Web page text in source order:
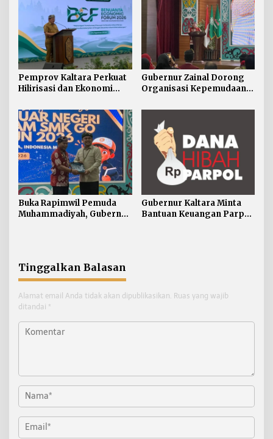
Pemprov Kaltara Perkuat
Hilirisasi dan Ekonomi
Perang Dagang Global
Gubernur Zainal Dorong
Organisasi Kepemudaan
Pemerintah
Buka Rapimwil Pemuda
Muhammadiyah, Gubernur
Gubernur Kaltara Minta
Bantuan Keuangan Parpol
Tinggalkan Balasan
Alamat email Anda tidak akan dipublikasikan. Ruas yang wajib
ditandai *